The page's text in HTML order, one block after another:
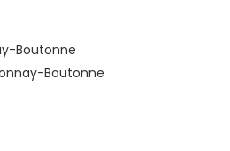
Boutonne
Boutonne